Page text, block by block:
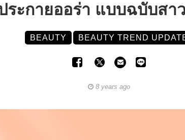
ระกายออร่า แบบฉบับส
BEAUTY BEAUTY TREND
8 years ago